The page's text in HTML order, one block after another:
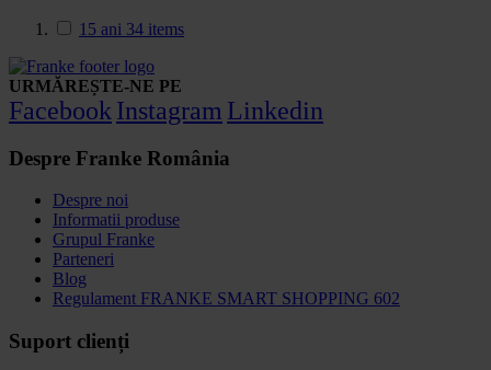
15 ani 34 items
URMĂREȘTE-NE PE
Facebook Instagram Linkedin
Despre Franke România
Despre noi
Informatii produse
Grupul Franke
Parteneri
Blog
Regulament FRANKE SMART SHOPPING 602
Suport clienți